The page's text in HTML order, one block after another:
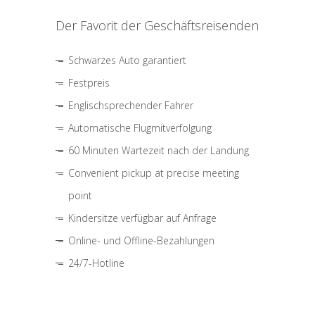
Der Favorit der Geschäftsreisenden
Schwarzes Auto garantiert
Festpreis
Englischsprechender Fahrer
Automatische Flugmitverfolgung
60 Minuten Wartezeit nach der Landung
Convenient pickup at precise meeting
point
Kindersitze verfügbar auf Anfrage
Online- und Offline-Bezahlungen
24/7-Hotline